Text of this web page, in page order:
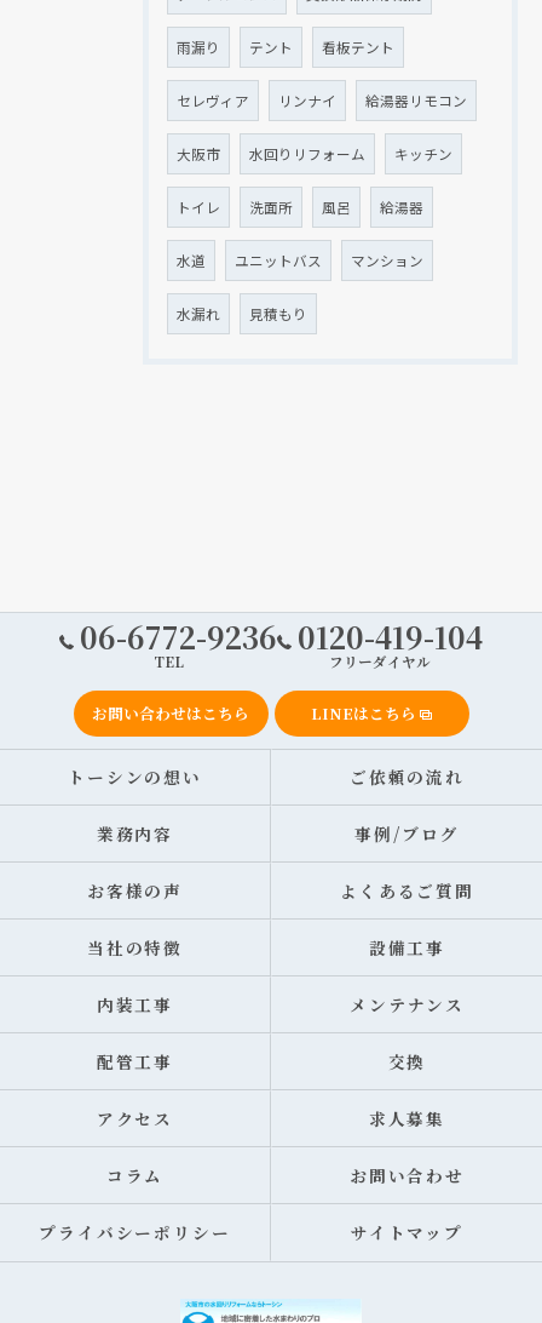
雨漏り テント 看板テント
セレヴィア リンナイ 給湯器リモコン
大阪市 水回りリフォーム キッチン
トイレ 洗面所 風呂 給湯器
水道 ユニットバス マンション
水漏れ 見積もり
06-6772-9236
TEL
0120-419-104
フリーダイヤル
お問い合わせはこちら LINEはこちら
トーシンの想い ご依頼の流れ
業務内容 事例/ブログ
お客様の声 よくあるご質問
当社の特徴 設備工事
内装工事 メンテナンス
配管工事 交換
アクセス 求人募集
コラム お問い合わせ
プライバシーポリシー サイトマップ